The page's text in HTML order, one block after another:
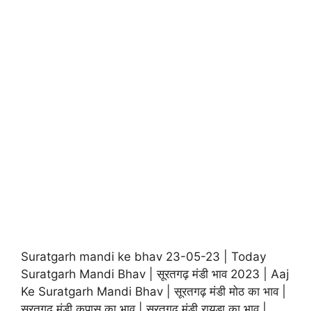
Suratgarh mandi ke bhav 23-05-23 | Today
Suratgarh Mandi Bhav | सूरतगढ़ मंडी भाव 2023 | Aaj
Ke Suratgarh Mandi Bhav | सूरतगढ़ मंडी मोठ का भाव |